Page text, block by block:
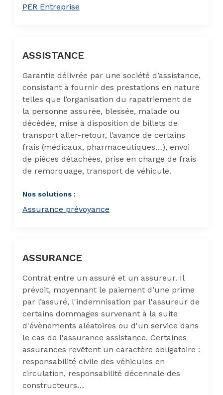
PER Entreprise
ASSISTANCE
Garantie délivrée par une société d’assistance,
consistant à fournir des prestations en nature
telles que l’organisation du rapatriement de
la personne assurée, blessée, malade ou
décédée, mise à disposition de billets de
transport aller-retour, l’avance de certains
frais (médicaux, pharmaceutiques…), envoi
de pièces détachées, prise en charge de frais
de remorquage, transport de véhicule.
Nos solutions :
Assurance prévoyance
ASSURANCE
Contrat entre un assuré et un assureur. Il
prévoit, moyennant le paiement d’une prime
par l’assuré, l'indemnisation par l'assureur de
certains dommages survenant à la suite
d'évènements aléatoires ou d'un service dans
le cas de l'assurance assistance. Certaines
assurances revêtent un caractère obligatoire :
responsabilité civile des véhicules en
circulation, responsabilité décennale des
constructeurs…